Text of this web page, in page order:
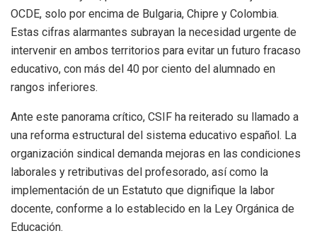
OCDE, solo por encima de Bulgaria, Chipre y Colombia.
Estas cifras alarmantes subrayan la necesidad urgente de
intervenir en ambos territorios para evitar un futuro fracaso
educativo, con más del 40 por ciento del alumnado en
rangos inferiores.
Ante este panorama crítico, CSIF ha reiterado su llamado a
una reforma estructural del sistema educativo español. La
organización sindical demanda mejoras en las condiciones
laborales y retributivas del profesorado, así como la
implementación de un Estatuto que dignifique la labor
docente, conforme a lo establecido en la Ley Orgánica de
Educación.